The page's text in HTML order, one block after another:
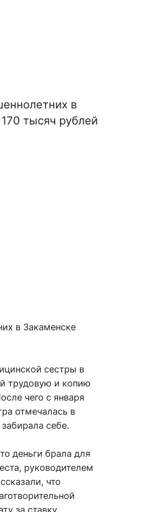
в
тысяч рублей
в Закаменске
сестры в
трудовую и копию
чего с января
отмечалась в
себе.
деньги брала для
руководителем
что
за ставку